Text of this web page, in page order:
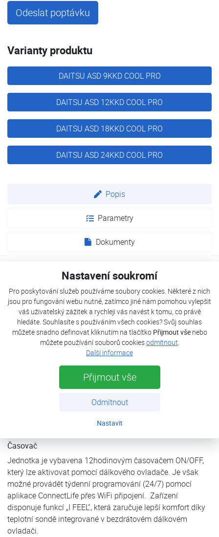
Nastavení soukromí
Pro poskytování služeb používáme soubory cookies. Některé z nich
jsou pro fungování webu nutné, zatímco jiné nám pomohou vylepšit
váš uživatelský zážitek a rychleji vás navést k tomu, co právě
hledáte. Souhlasíte s používáním všech cookies? Svůj souhlas
můžete snadno definovat kliknutím na tlačítko Přijmout všenebo
můžete používání souborů cookiesodmítnout
Další informace
Přijmout vše
Odmítnout
Nastavit
Odeslat poptávku
Varianty produktu
DAITSU ASD 9KKD COOL PRO
DAITSU ASD 12KKD COOL PRO
DAITSU ASD 18KKD COOL PRO
DAITSU ASD 24KKD COOL PRO
Popis
Parametry
Dokumenty
Chytré proudění vzduchu
V režimu chlazení proudí studený vzduch směrem ke
stropu, aby byl zajištěn nižší přímý dopad. V režimu topení
fouká teplý vzduch směrem k podlaze, aby se zajistila
rovnoměrná distribuce tepla.
Tichý noční režim
Regulace teploty pro maximální komfort a úsporu energie,
snížení hlučnosti jednotky. Díky DC invertorovému
kompresoru jsou otáčky motoru nižší a tím i hlučnost
jednotky. Turbo funkce pro zvýšení komfortu zvyšuje
místnosti a rychlé dosažení požadované teploty.
Časovač
Jednotka je vybavena 12hodinovým časovačem ON/OFF,
který lze aktivovat pomocí dálkového ovladače. Je však
možné provádět týdenní programování (24/7) pomocí
aplikace ConnectLife přes WiFi připojení. Zařízení
disponuje funkcí „I FEEL“, která zaručuje lepší komfort díky
teplotní sondě integrované v bezdrátovém dálkovém
ovladači.